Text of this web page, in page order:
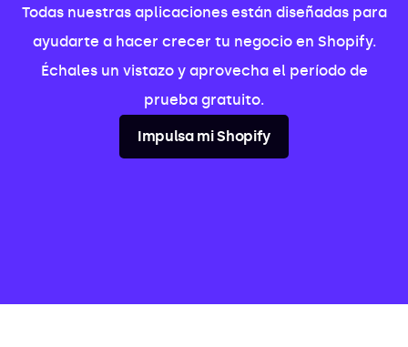
Todas nuestras aplicaciones están diseñadas para
ayudarte a hacer crecer tu negocio en Shopify.
Échales un vistazo y aprovecha el período de
prueba gratuito.
Impulsa mi Shopify